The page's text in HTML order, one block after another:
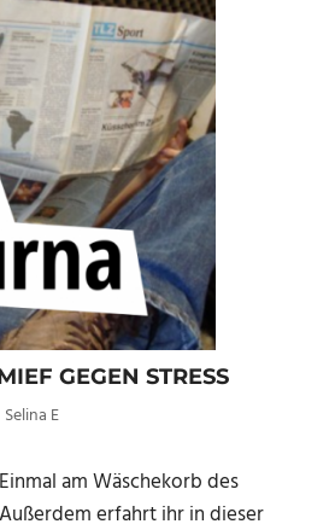
GEGEN STRESS
Selina E
am Wäschekorb des
erfahrt ihr in dieser